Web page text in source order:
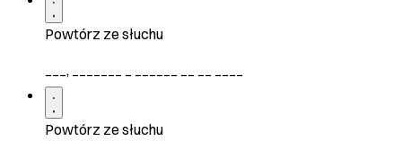
Powtórz ze słuchu
___, _______ _ ______ __ __ ____
Powtórz ze słuchu